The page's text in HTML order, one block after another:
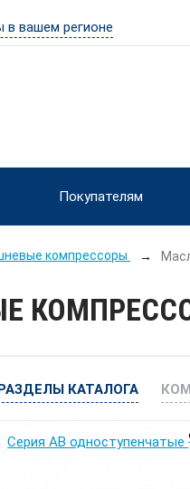
в вашем регионе
Покупателям
компрессоры
КАТАЛОГА
Серия АВ одноступенчатые